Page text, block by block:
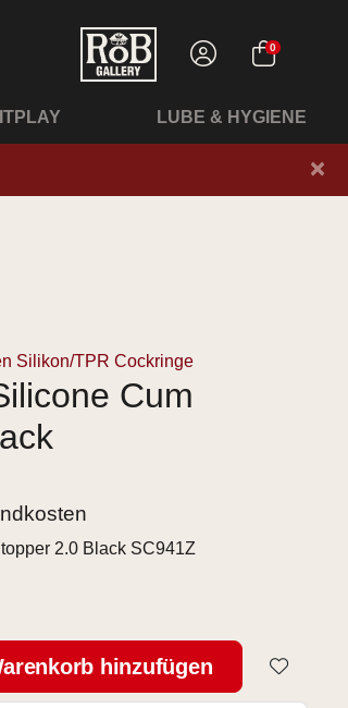
0
LUBE & HYGIENE
×
Silikon/TPR Cockringe
Cum
2.0 Black SC941Z
hinzufügen